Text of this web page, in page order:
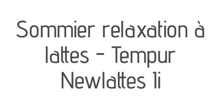
séjours
meubles de complément
chambres et dressing
Sommier relaxation à
lattes - Tempur
Newlattes Ii